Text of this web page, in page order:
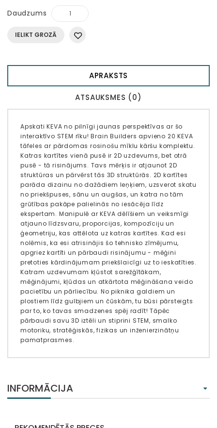
Daudzums
IELIKT GROZĀ
APRAKSTS
ATSAUKSMES (0)
Apskati KEVA no pilnīgi jaunas perspektīvas ar šo
interaktīvo STEM rīku! Brain Builders apvieno 20 KEVA
tāfeles ar pārdomas rosinošu mīklu kāršu komplektu.
Katras kartītes vienā pusē ir 2D uzdevums, bet otrā
pusē - tā risinājums. Tavs mērķis ir atjaunot 2D
struktūras un pārvērst tās 3D struktūrās. 2D kartītes
parāda dizainu no dažādiem leņķiem, uzsverot skatu
no priekšpuses, sānu un augšas, un katra no tām
grūtības pakāpe palielinās no iesācēja līdz
ekspertam. Manipulē ar KEVA dēlīšiem un veiksmīgi
atjauno līdzsvaru, proporcijas, kompozīciju un
ģeometriju, kas attēlota uz katras kartītes. Kad esi
nolēmis, ka esi atrisinājis šo tehnisko zīmējumu,
apgriez kartīti un pārbaudi risinājumu - mēģini
pretoties kārdinājumam priekšlaicīgi uz to ieskatīties.
Katram uzdevumam kļūstot sarežģītākam,
mēģinājumi, kļūdas un atkārtota mēģināšana veido
pacietību un pārliecību. No piknika galdiem un
plostiem līdz gulbjiem un čūskām, tu būsi pārsteigts
par to, ko tavas smadzenes spēj radīt! Tāpēc
pārbaudi savu 3D iztēli un stiprini STEM, smalko
motoriku, stratēģiskās, fizikas un inženierzinātņu
pamatprasmes.
INFORMĀCIJA